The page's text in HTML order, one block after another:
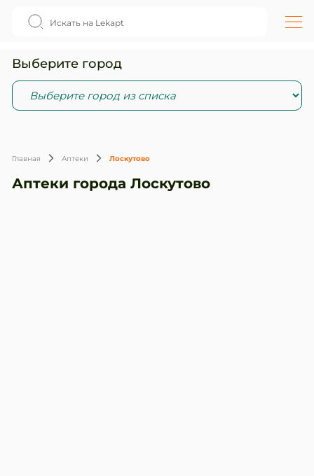
Выберите город
Главная Аптеки Лоскутово
Аптеки города Лоскутово